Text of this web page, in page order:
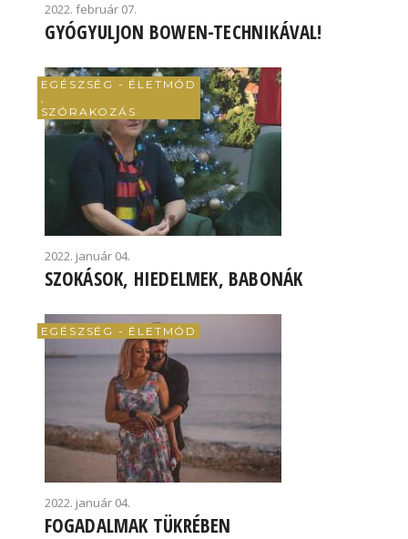
2022. február 07.
GYÓGYULJON BOWEN-TECHNIKÁVAL!
EGÉSZSÉG - ÉLETMÓD
,
SZÓRAKOZÁS
2022. január 04.
SZOKÁSOK, HIEDELMEK, BABONÁK
EGÉSZSÉG - ÉLETMÓD
2022. január 04.
FOGADALMAK TÜKRÉBEN